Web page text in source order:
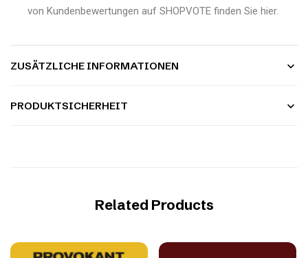
von Kundenbewertungen auf SHOPVOTE finden Sie hier.
ZUSÄTZLICHE INFORMATIONEN
PRODUKTSICHERHEIT
Related Products